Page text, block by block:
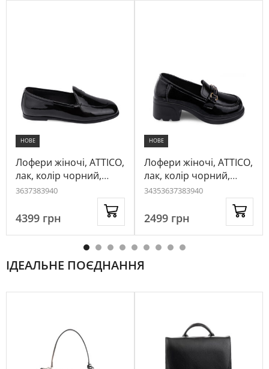
НОВЕ
Лофери жіночі, ATTICO,
лак, колір чорний,
1030068
3637383940
4399 грн
НОВЕ
Лофери жіночі, ATTICO,
лак, колір чорний,
1040554
34353637383940
2499 грн
ІДЕАЛЬНЕ ПОЄДНАННЯ